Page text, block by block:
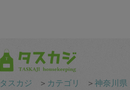
タスカジ ＞ カテゴリ ＞神奈川県